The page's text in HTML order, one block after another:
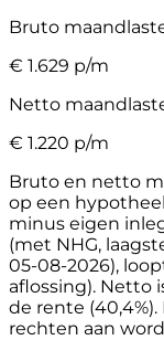
Bruto
€ 1.629 p/m
Netto
€ 1.220 p/m
Bruto en netto
op een
minus eigen
(met NHG,
05-08-2026),
aflossing). Netto
de rente
rechten aan